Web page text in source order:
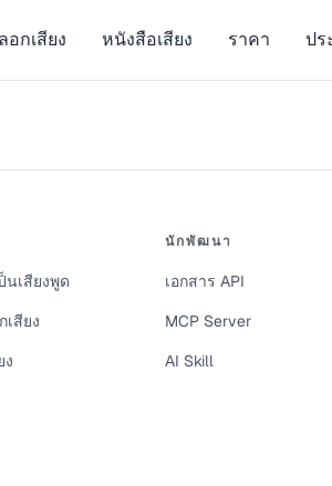
กเสียง หนังสือเสียง ราคา ปร
นเสียงพูด
เสียง
ง
นักพัฒนา
เอกสาร API
MCP Server
AI Skill